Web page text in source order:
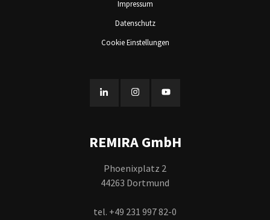
Impressum
Datenschutz
Cookie Einstellungen
REMIRA GmbH
Phoenixplatz 2
44263 Dortmund
tel. +49 231 997 82-0